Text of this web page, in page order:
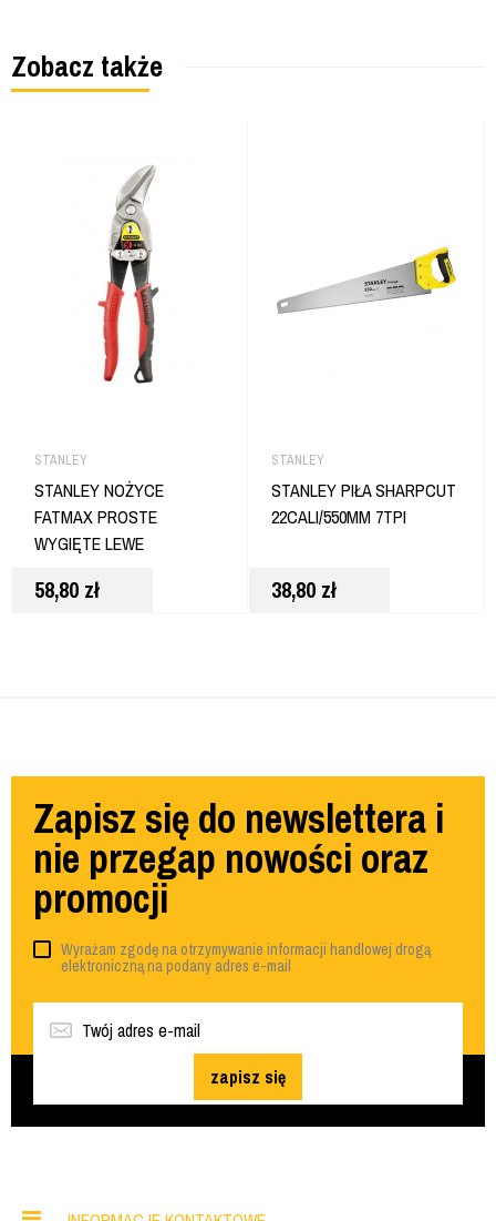
Zobacz także
STANLEY
STANLEY NOŻYCE
FATMAX PROSTE
WYGIĘTE LEWE
58,80 zł
STANLEY
STANLEY PIŁA SHARPCUT
22CALI/550MM 7TPI
38,80 zł
Zapisz się do newslettera i
nie przegap nowości oraz
promocji
Wyrażam zgodę na otrzymywanie informacji handlowej drogą
elektroniczną na podany adres e-mail
zapisz się